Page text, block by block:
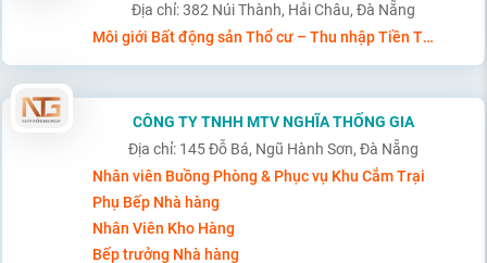
Địa chỉ: 382 Núi Thành, Hải Châu, Đà Nẵng
Môi giới Bất động sản Thổ cư – Thu nhập Tiền Tỷ/Năm – Không cần Kinh nghiệm
CÔNG TY TNHH MTV NGHĨA THỐNG GIA
Địa chỉ: 145 Đỗ Bá, Ngũ Hành Sơn, Đà Nẵng
Nhân viên Buồng Phòng & Phục vụ Khu Cắm Trại
Phụ Bếp Nhà hàng
Nhân Viên Kho Hàng
Bếp trưởng Nhà hàng